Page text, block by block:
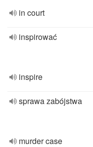
in court
inspirować
inspire
sprawa zabójstwa
murder case